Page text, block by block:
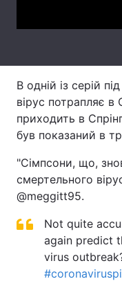
Тема оформлення
В одній із серій
вірус потрапляє
приходить в
був показаний в
"Сімпсони, що,
смертельного
@meggitt95.
Not quite
again predict
virus
#coronavirus